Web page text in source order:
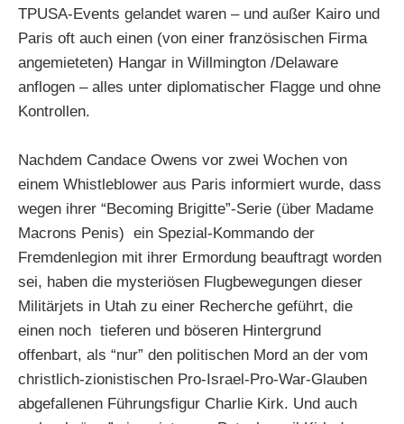
TPUSA-Events gelandet waren – und außer Kairo und
Paris oft auch einen (von einer französischen Firma
angemieteten) Hangar in Willmington /Delaware
anflogen – alles unter diplomatischer Flagge und ohne
Kontrollen.
Nachdem Candace Owens vor zwei Wochen von
einem Whistleblower aus Paris informiert wurde, dass
wegen ihrer “Becoming Brigitte”-Serie (über Madame
Macrons Penis) ein Spezial-Kommando der
Fremdenlegion mit ihrer Ermordung beauftragt worden
sei, haben die mysteriösen Flugbewegungen dieser
Militärjets in Utah zu einer Recherche geführt, die
einen noch tieferen und böseren Hintergrund
offenbart, als “nur” den politischen Mord an der vom
christlich-zionistischen Pro-Israel-Pro-War-Glauben
abgefallenen Führungsfigur Charlie Kirk. Und auch